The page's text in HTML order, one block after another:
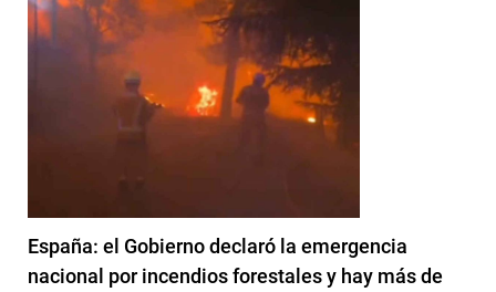
España: el Gobierno declaró la emergencia
nacional por incendios forestales y hay más de